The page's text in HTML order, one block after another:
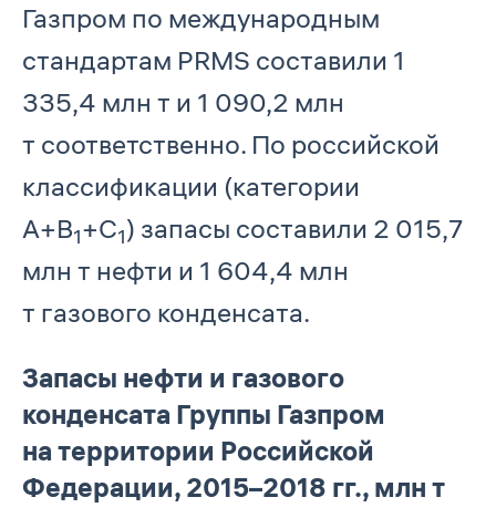
Газпром по международным
стандартам PRMS составили 1
335,4 млн т и 1 090,2 млн
т соответственно. По российской
классификации (категории
А+B1+C1) запасы составили 2 015,7
млн т нефти и 1 604,4 млн
т газового конденсата.
Запасы нефти и газового
конденсата Группы Газпром
на территории Российской
Федерации, 2015–2018 гг., млн т